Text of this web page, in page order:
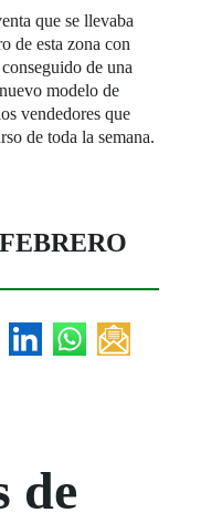
que se llevaba
de esta zona con
de una
modelo de
vendedores que
de toda la semana.
de